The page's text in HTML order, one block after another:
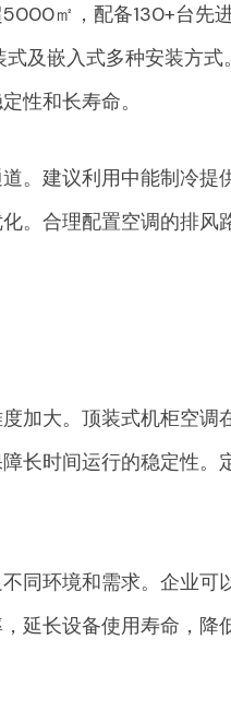
㎡，配备130+台先
及嵌入式多种安装方
性和长寿命。
。建议利用中能制冷提
。合理配置空调的排风
加大。顶装式机柜空调
长时间运行的稳定性。
同环境和需求。企业可
延长设备使用寿命，降